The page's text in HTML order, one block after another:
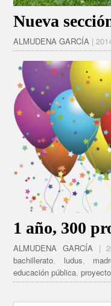
Nueva
ALMUDENA GARCÍA |
1 año, 300
ALMUDENA GARCÍA |
bachillerato, ludus,
educación pública,